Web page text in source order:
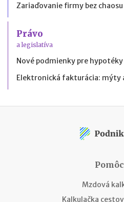
Zariaďovanie firmy bez
Právo
a legislatíva
Nové podmienky pre
Elektronická fakturácia: mýty
Mzdová
Kalkulačka